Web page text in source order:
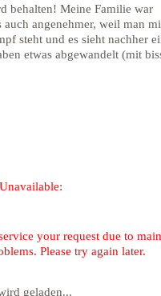
behalten! Meine Familie war
angenehmer, weil man
steht und es sieht nachher
etwas abgewandelt (mit
geladen...
für diesen Eintrag